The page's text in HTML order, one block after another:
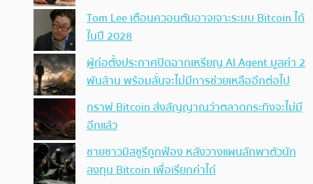
Tom Lee เตือนควอนตัมอาจเจาะระบบ Bitcoin ได้
ในปี 2028
ผู้ก่อตั้งประกาศปิดฉากเหรียญ AI Agent มูลค่า 2
พันล้าน พร้อมลั่นจะไม่มีการช่วยเหลืออีกต่อไป
กราฟ Bitcoin ส่งสัญญาณว่าตลาดกระทิงจะไม่มี
อีกแล้ว
ชายชาวมิสซูรีถูกฟ้อง หลังวางแผนลักพาตัวนัก
ลงทุน Bitcoin เพื่อเรียกค่าไถ่